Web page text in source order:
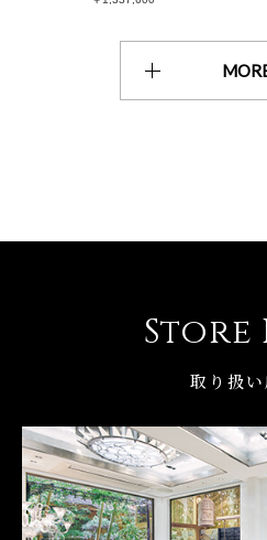
Store
取り扱